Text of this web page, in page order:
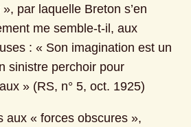
par laquelle Breton s’en
me semble-t-il, aux
: « Son imagination est un
sinistre perchoir pour
» (RS, n° 5, oct. 1925)
aux « forces obscures »,